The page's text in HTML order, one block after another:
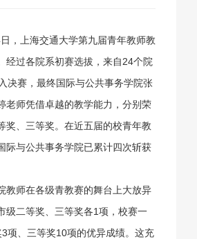
，上海交通大学第九届青年教师教
经过各院系初赛选拔，来自24个院
决赛，最终国际与公共事务学院张
老师凭借卓越的教学能力，分别荣
奖、三等奖。在近五届的校青年教
际与公共事务学院已累计四次斩获
教师在各级青教赛的舞台上大放异
级二等奖、三等奖各1项，校赛一
项、三等奖10项的优异成绩。这充